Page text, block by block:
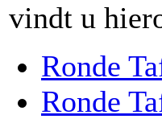
vindt u
Ronde
Ronde